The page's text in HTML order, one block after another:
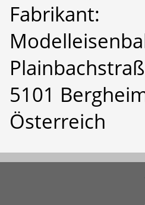
Fabrikant:
5101
Österreich